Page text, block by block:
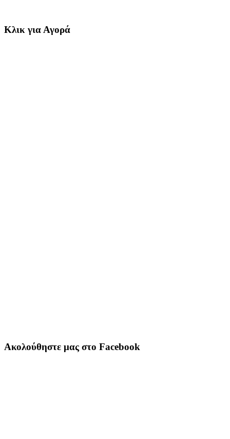
Κλικ για Αγορά
Ακολούθηστε μας στο Facebook